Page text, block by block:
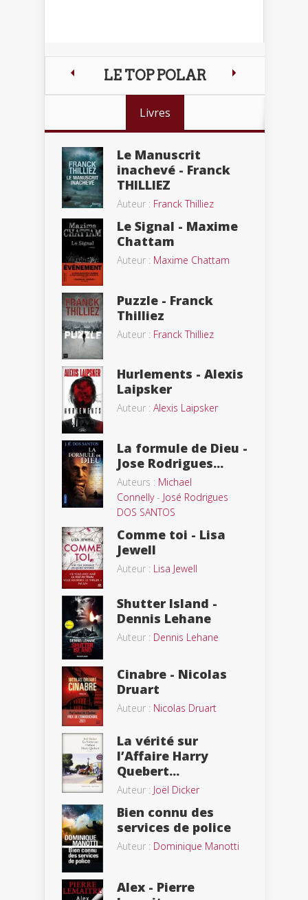
LE TOP POLAR
Livres
Le Manuscrit
inachevé - Franck
THILLIEZ
Auteur : Franck Thilliez
Le Signal - Maxime
Chattam
Auteur : Maxime Chattam
Puzzle - Franck
Thilliez
Auteur : Franck Thilliez
Hurlements - Alexis
Laipsker
Auteur : Alexis Laipsker
La formule de Dieu -
Jose Rodrigues...
Auteurs : Michael
Connelly- José Rodrigues
DOS SANTOS
Comme toi - Lisa
Jewell
Auteur : Lisa Jewell
Shutter Island -
Dennis Lehane
Auteur : Dennis Lehane
Cinabre - Nicolas
Druart
Auteur : Nicolas Druart
La vérité sur
l’Affaire Harry
Quebert...
Auteur : Joël Dicker
Bien connu des
services de police
Auteur : Dominique Manotti
Alex - Pierre